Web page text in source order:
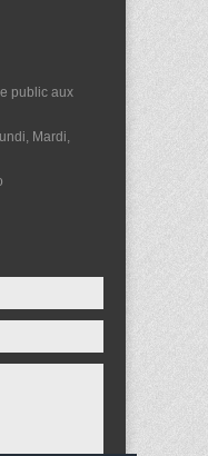
public aux
Mardi,